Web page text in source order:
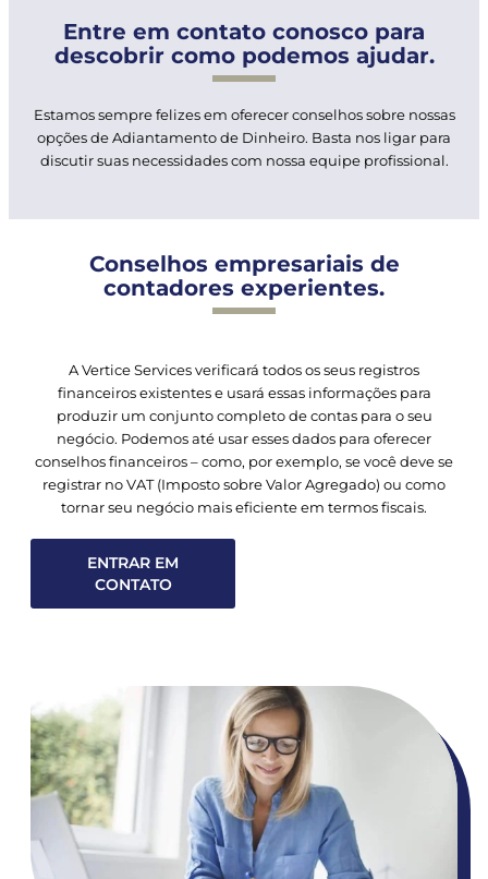
Entre em contato conosco para
descobrir como podemos ajudar.
Estamos sempre felizes em oferecer conselhos sobre nossas
opções de Adiantamento de Dinheiro. Basta nos ligar para
discutir suas necessidades com nossa equipe profissional.
Conselhos empresariais de
contadores experientes.
A Vertice Services verificará todos os seus registros
financeiros existentes e usará essas informações para
produzir um conjunto completo de contas para o seu
negócio. Podemos até usar esses dados para oferecer
conselhos financeiros – como, por exemplo, se você deve se
registrar no VAT (Imposto sobre Valor Agregado) ou como
tornar seu negócio mais eficiente em termos fiscais.
ENTRAR EM
CONTATO